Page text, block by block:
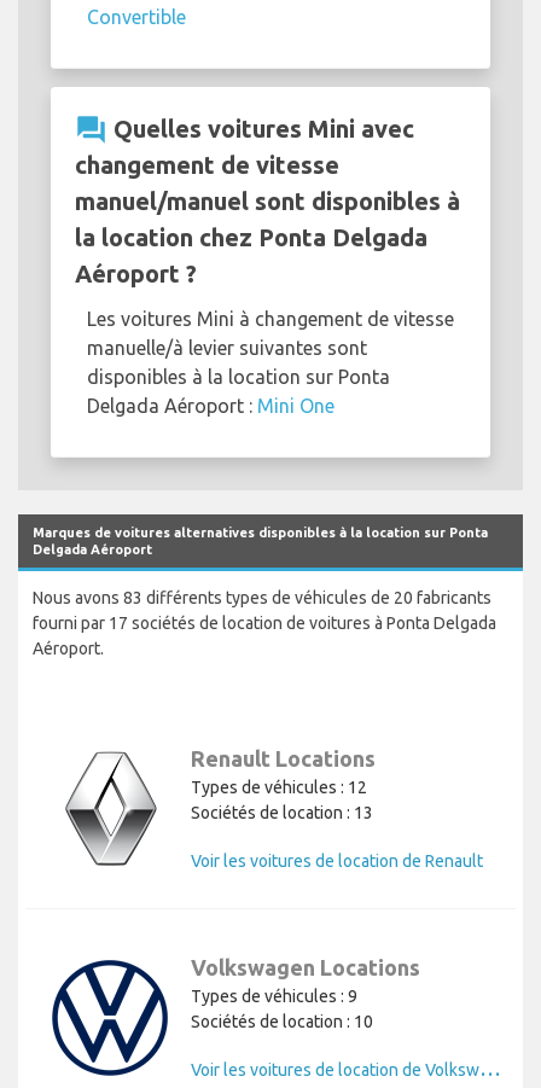
Convertible
question_answer Quelles voitures Mini avec
changement de vitesse
manuel/manuel sont disponibles à
la location chez Ponta Delgada
Aéroport ?
Les voitures Mini à changement de vitesse
manuelle/à levier suivantes sont
disponibles à la location sur Ponta
Delgada Aéroport : Mini One
Marques de voitures alternatives disponibles à la location sur Ponta
Delgada Aéroport
Nous avons 83 différents types de véhicules de 20 fabricants
fourni par 17 sociétés de location de voitures à Ponta Delgada
Aéroport.
Renault Locations
Types de véhicules : 12
Sociétés de location : 13
Voir les voitures de location de Renault
Volkswagen Locations
Types de véhicules : 9
Sociétés de location : 10
V
oir les voitures de location de Volkswagen